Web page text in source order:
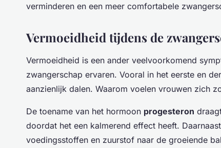
verminderen en een meer comfortabele
Vermoeidheid tijdens de
Vermoeidheid is een ander veelvoorkomend
zwangerschap ervaren. Vooral in het eerste en
aanzienlijk dalen. Waarom voelen vrouwen zich
De toename van het hormoon progesteron
doordat het een kalmerend effect heeft.
voedingsstoffen en zuurstof naar de groeiende